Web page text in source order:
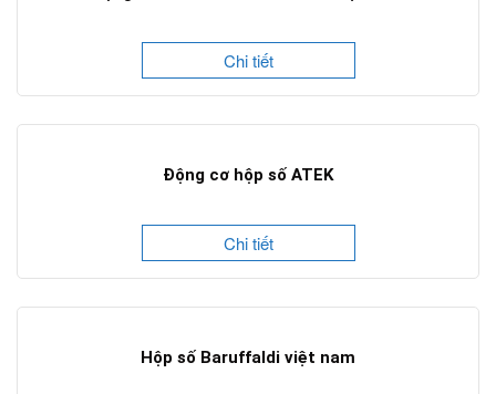
Chi tiết
Động cơ hộp số ATEK
Chi tiết
Hộp số Baruffaldi việt nam